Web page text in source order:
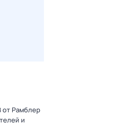
от Рамблер
и